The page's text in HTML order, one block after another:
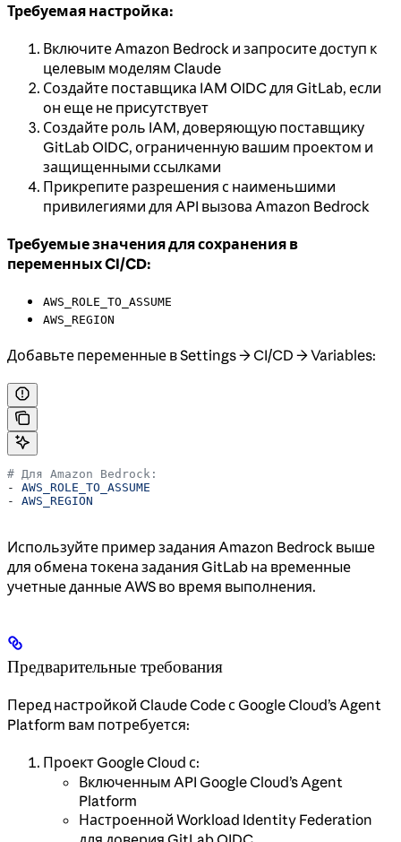
Требуемая настройка:
Включите Amazon Bedrock и запросите доступ к
целевым моделям Claude
Создайте поставщика IAM OIDC для GitLab, если
он еще не присутствует
Создайте роль IAM, доверяющую поставщику
GitLab OIDC, ограниченную вашим проектом и
защищенными ссылками
Прикрепите разрешения с наименьшими
привилегиями для API вызова Amazon Bedrock
Требуемые значения для сохранения в
переменных CI/CD:
AWS_ROLE_TO_ASSUME
AWS_REGION
Добавьте переменные в Settings → CI/CD → Variables:
# Для Amazon Bedrock:
- AWS_ROLE_TO_ASSUME
- AWS_REGION
Используйте пример задания Amazon Bedrock выше
для обмена токена задания GitLab на временные
учетные данные AWS во время выполнения.
Предварительные требования
Перед настройкой Claude Code с Google Cloud’s Agent
Platform вам потребуется:
Проект Google Cloud с:
Включенным API Google Cloud’s Agent
Platform
Настроенной Workload Identity Federation